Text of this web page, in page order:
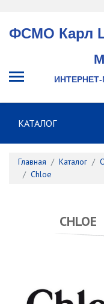
ФСМО Карл
КАТАЛОГ
Главная Каталог
Chloe
CHLOE